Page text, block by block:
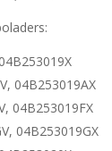
04B253019AX
04B253019FX
04B253019GX